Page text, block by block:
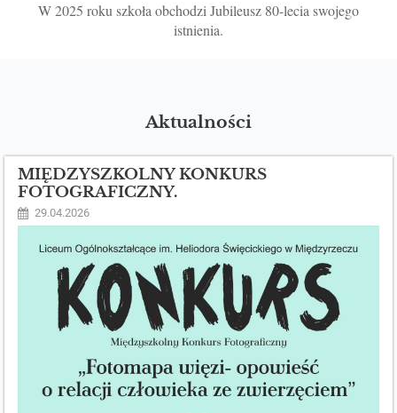
W 2025 roku szkoła obchodzi Jubileusz 80-lecia swojego
istnienia.
Aktualności
MIĘDZYSZKOLNY KONKURS
FOTOGRAFICZNY.
29.04.2026